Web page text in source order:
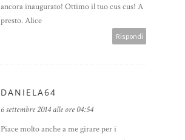
ancora inaugurato! Ottimo il tuo cus cus! A
presto. Alice
Rispondi
DANIELA64
6 settembre 2014 alle ore 04:54
Piace molto anche a me girare per i